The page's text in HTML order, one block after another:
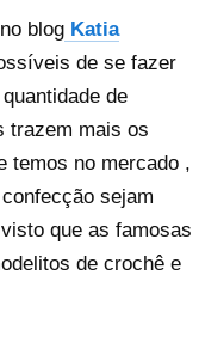
blog Katia
de se fazer
de
trazem mais os
temos no mercado ,
sejam
que as famosas
de crochê e